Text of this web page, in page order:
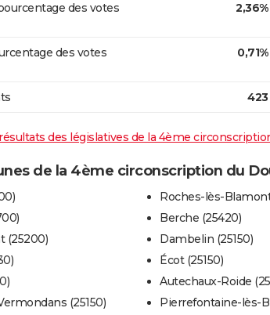
des votes
2,36%
des votes
0,71%
423
des législatives de la 4ème
de la 4ème circonscription du
(25200)
(25150)
Roches-lès-
Berche (25420)
Dambelin (25150)
Écot (25150)
Autechaux-Roide
Pierrefontaine-lès-